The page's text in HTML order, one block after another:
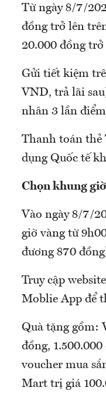
Từ ngày 8/7/
đồng trở lên
20.000 đồng
Gửi tiết kiệm
VND, trả lãi
nhân 3 lần
Thanh toán thẻ
dụng Quốc tế
Chọn khung
Vào ngày 8/7/
giờ vàng từ
đương 870
Truy cập
Moblie App để
Quà tặng gồm:
đồng,
voucher mua
Mart trị giá